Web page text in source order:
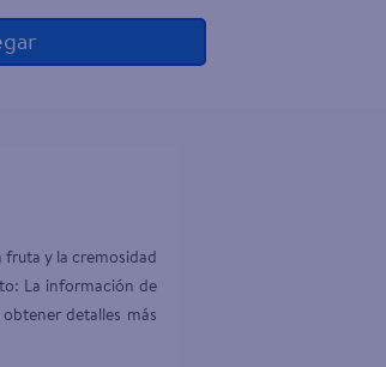
fruta y la cremosidad
La información de
detalles más